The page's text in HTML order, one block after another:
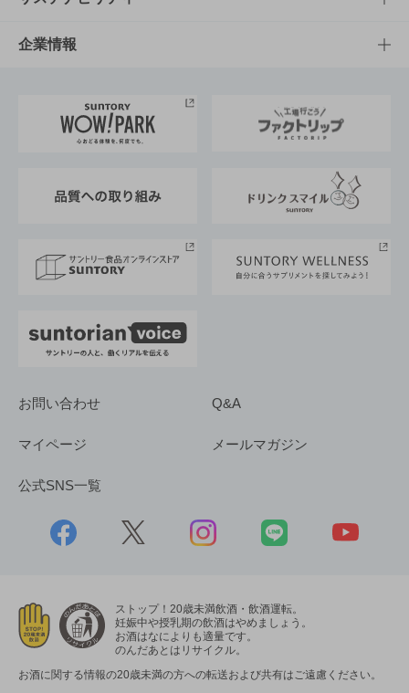
栄養成分一覧
工場見学
地域情報
サントリーホール
サントリーサンバーズ大阪
サステナビリティTOP
サントリーが考えるサステナビリティ経営
企業情報
企業概要
採用情報
お問い合わせ Q&A
マイページ メールマガジン
公式SNS一覧
ストップ！20歳未満飲酒・飲酒運転。
妊娠中や授乳期の飲酒はやめましょう。
お酒はなによりも適量です。
のんだあとはリサイクル。
お酒に関する情報の20歳未満の方への転送および共有はご遠慮ください。